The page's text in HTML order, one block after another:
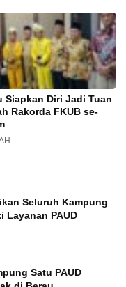
Siapkan Diri Jadi Tuan
Rakorda FKUB se-
Seluruh Kampung
Layanan PAUD
Satu PAUD